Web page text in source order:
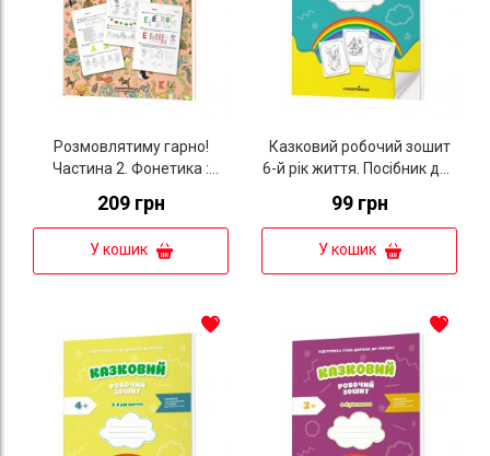
Розмовлятиму гарно!
Частина 2. Фонетика :
посібник для роботи з
немовленнєвими дітьми
209 грн
У кошик
Казковий робочий зошит
6-й рік життя. Посібник для
письма за змістом казок
Василя Сухомлинського
99 грн
У кошик